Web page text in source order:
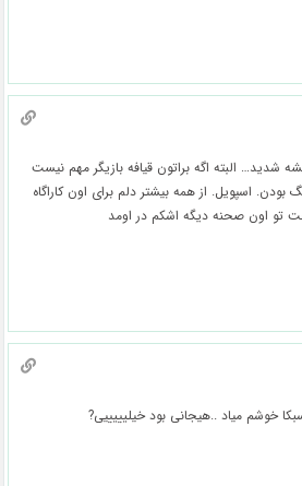
شدید… البته اگه براتون قیافه بازیگر مهم نیست
اسپویل. از همه بیشتر دلم برای اون کاراگاه
تو اون صحنه دیگه اشکم در اومد
خوشم میاد ..هیجانی بود خیلیییییی?